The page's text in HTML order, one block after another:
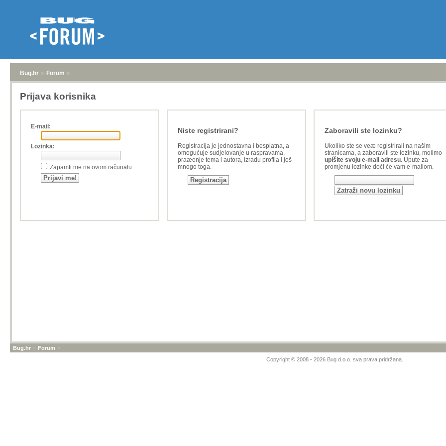
Bug.hr » Forum »
Prijava korisnika
E-mail:
Lozinka:
Zapamti me na ovom računalu
Niste registrirani?
Registracija je jednostavna i besplatna, a
omogućuje sudjelovanje u raspravama,
praæenje tema i autora, izradu profila i još
mnogo toga.
Zaboravili ste lozinku?
Ukoliko ste se veæ registrirali na našim
stranicama, a zaboravili ste lozinku, molimo
upišite svoju e-mail adresu. Upute za
promjenu lozinke doći će vam e-mailom.
Bug.hr » Forum »
Copyright © 2008 - 2026 Bug d.o.o. sva prava pridržana.